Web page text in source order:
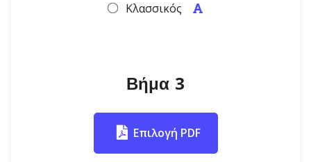
Κλασσικός
Βήμα 3
Επιλογή PDF